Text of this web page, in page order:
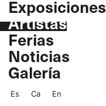
contenido
Exposiciones
Artistas
Ferias
Noticias
Galería
Es Ca En